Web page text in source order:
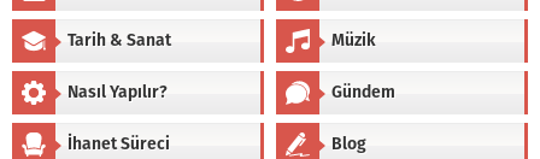
Tarih & Sanat Müzik
Nasıl Yapılır? Gündem
İhanet Süreci Blog